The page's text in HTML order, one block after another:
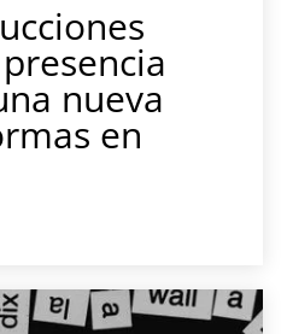
nueva
en